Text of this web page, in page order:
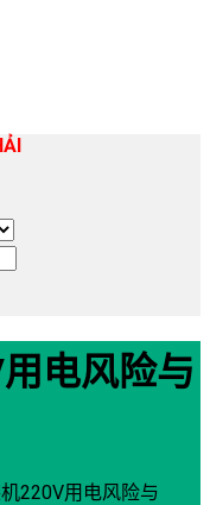
电风险与
220V用电风险与